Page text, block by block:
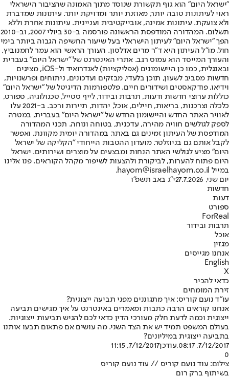
"ישראל היום" הוא גוף תקשורת שנוסד מתוך האמונה שהציבור הישראלי
ראוי לעיתונות טובה יותר, מאוזנת יותר ומדויקת יותר. עיתונות שמדברת
ולא צועקת. עיתונות אמינה, אובייקטיבית ועניינית. עיתונות אחרת וללא
תשלום. המהדורה המודפסת הראשונה פורסמה ב-30 ביולי 2007, וב-2010
הפך "ישראל היום" לעיתון הישראלי בעל שיעור החשיפה הגבוה ביותר בימי
חול. מו"ל העיתון היא ד"ר מרים אדלסון. העורך הראשי הוא עמר לחמנוביץ,
והעורך המייסד הוא עמוס רגב. אתרי האינטרנט של "ישראל היום" בעברית
ובאנגלית, כמו כן היישומונים (אפליקציות) לאנדרואיד ול-iOS, מציגים
חדשות מסביב לשעון, תוכן בלעדי, מבזקים ועדכונים, ניתוחים ופרשנויות,
וידיאו, פודקאסטים ושידורים חיים. פלטפורמות הדיגיטל של "ישראל היום"
כוללות ערוצי חדשות ודעות, תרבות ובידור, לייף סטייל, טכנולוגיה, ספורט,
כלכלה וצרכנות, בריאות, חיילים, אוכל, יהדות, תיירות ורכב. ב-2021 עלו
לאוויר האתר החדש והיישומון החדש של "ישראל היום" בעברית, במטרה
לספק לגולשים חוויה מהירה, עדכנית, בטוחה ונוחה. תכני המהדורה
המודפסת של העיתון זמינים גם באתר, במהדורה יומית מקוונת, ואפשר
לקבל אותם גם בניוזלטר. מועדון ההטבות הייחודי "הקליקה של ישראל
היום" מציע לגולשי האתר הנחות ומבצעים על מוצרים ושירותים. ישראל
היום פתוח להערות, לביקורת ולהצעות לשיפור מקהל הקוראים. פנו אלינו
במייל hayom@israelhayom.co.il.
יום שני, 27.7.2026
י"ג באב תשפ"ו
חדשות
דעות
ספורט
ForReal
תרבות ובידור
אוכל
מגזין
אנחנו מגייסים
English
X
כדאי להכיר
זירת המומחים
עו”ד נועם קוריס: איך מתגוננים מפני תביעה ייצוגית?
אנחנו קוראים הרבה כתבות ומאמרים באינטרנט על איך מגישים תביעה
ייצוגית וכמה לדעת חלק מעורכי הדין כדאי לכם להגיש תביעות ייצוגיות.
בעולם המשפט תמיד יש את הצד השני. מה עושים אם פתאום תבעו אותנו
בתביעה ייצוגית במיליונים?
7/12/2017, 08:17
,עודכן7/12/2017, 11:15
0
צילום: עוד נועם קוריס // עוד נועם קוריס
בשיתוף ברק רום